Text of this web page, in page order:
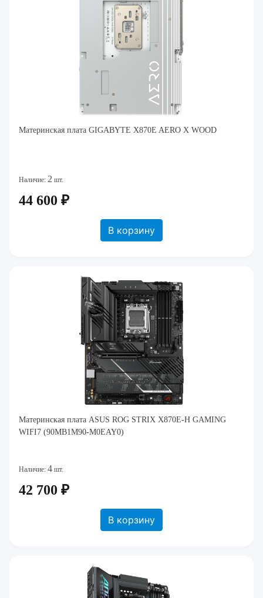
Материнская плата GIGABYTE X870E AERO X WOOD
Наличие: 2 шт.
44 600 ₽
В корзину
Материнская плата ASUS ROG STRIX X870E-H GAMING
WIFI7 (90MB1M90-M0EAY0)
Наличие: 4 шт.
42 700 ₽
В корзину